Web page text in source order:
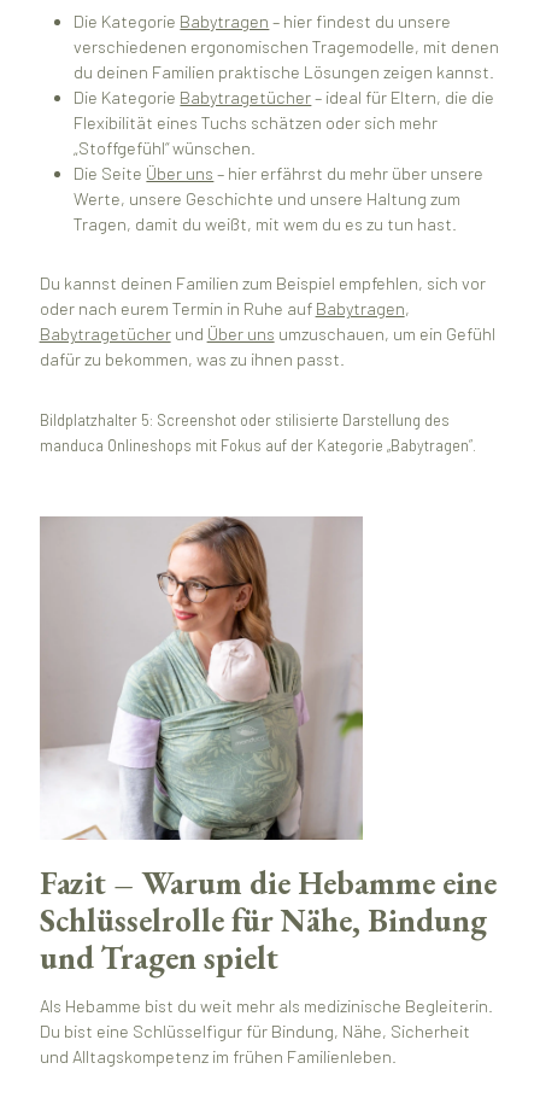
Die Kategorie Babytragen – hier findest du unsere
verschiedenen ergonomischen Tragemodelle, mit denen
du deinen Familien praktische Lösungen zeigen kannst.
Die Kategorie Babytragetücher– ideal für Eltern, die die
Flexibilität eines Tuchs schätzen oder sich mehr
„Stoffgefühl“ wünschen.
Die Seite Über uns – hier erfährst du mehr über unsere
Werte, unsere Geschichte und unsere Haltung zum
Tragen, damit du weißt, mit wem du es zu tun hast.
Du kannst deinen Familien zum Beispiel empfehlen, sich vor
oder nach eurem Termin in Ruhe auf Babytragen,
Babytragetücherund Über uns umzuschauen, um ein Gefühl
dafür zu bekommen, was zu ihnen passt.
Bildplatzhalter 5: Screenshot oder stilisierte Darstellung des
manduca Onlineshops mit Fokus auf der Kategorie „Babytragen“.
Fazit – Warum die Hebamme eine
Schlüsselrolle für Nähe, Bindung
und Tragen spielt
Als Hebamme bist du weit mehr als medizinische Begleiterin.
Du bist eine Schlüsselfigur für Bindung, Nähe, Sicherheit
und Alltagskompetenz im frühen Familienleben.